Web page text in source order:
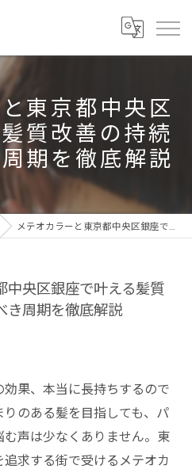
東京都中央区
質改善の持続
期を徹底解説
メテオカラーと東京都中央区銀座で叶える髪質改善の持続力や通うべき周期を徹底解説
中央区銀座で叶える髪質
き周期を徹底解説
果、本当に長持ちするので
りのある髪を目指しても、パ
声は少なくありません。東
求する街で受けるメテオカ